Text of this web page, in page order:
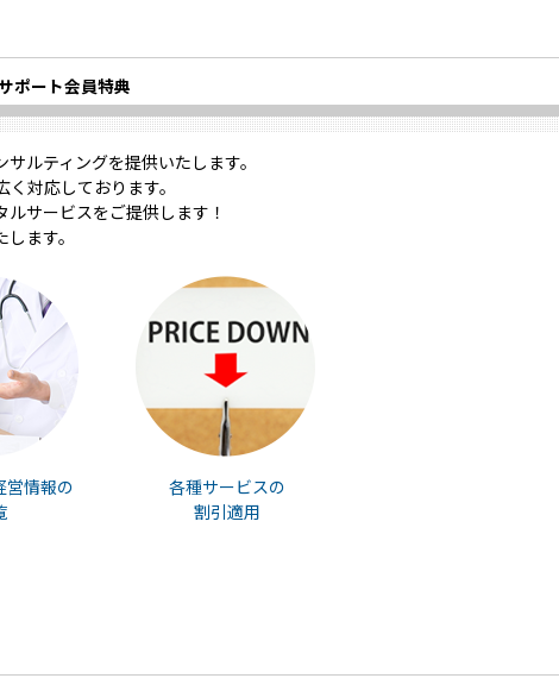
ポート会員特典
ルティングを提供いたします。
対応しております。
サービスをご提供します！
ます。
営情報の
各種サービスの
割引適用